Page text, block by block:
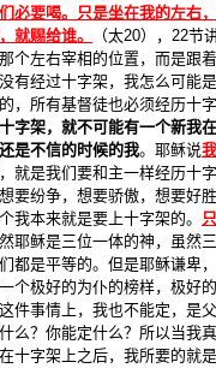
必要喝。只是坐在我的左右
就赐给谁。
（太20）， 22节
个左右宰相的位置，而是跟
有经过十字架，我怎么可能
，所有基督徒也必须经历十字
字架，就不可能有一个新我
是不信的时候的我。耶稣说
就是我们要和主一样经历十
要纷争，想要骄傲，想要好
我本来就是要上十字架的。
耶稣是三位一体的神，虽然
都是平等的。但是耶稣谦卑
个极好的为仆的榜样，极好的
件事情上，我也不能定，是
么？你能定什么？所以当我
十字架上之后，我所要的就